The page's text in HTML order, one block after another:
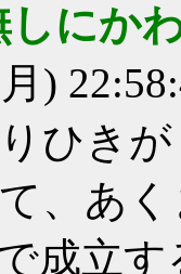
しにか
)
ひき
、あ
成立